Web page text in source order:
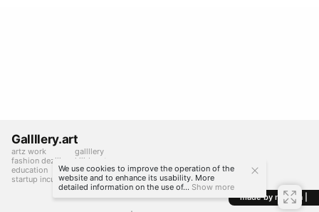
Gallllery.art
artz work
fashion deziiign
education
startup incubator
gallllery
kiiids.art
made by mediiia |
We use cookies to improve the operation of the
website and to enhance its usability. More
detailed information on the use of... Show more